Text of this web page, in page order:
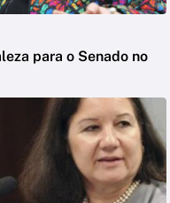
para o Senado no